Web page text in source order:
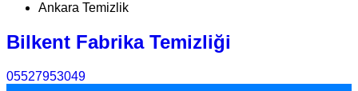
Ankara Temizlik
Bilkent Fabrika Temizliği
05527953049